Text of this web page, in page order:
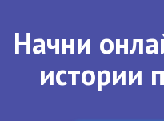
Начни
истории